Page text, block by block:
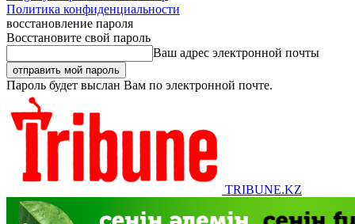
Политика конфиденциальности
восстановление пароля
Восстановите свой пароль
Ваш адрес электронной почты
Пароль будет выслан Вам по электронной почте.
TRIBUNE.KZ